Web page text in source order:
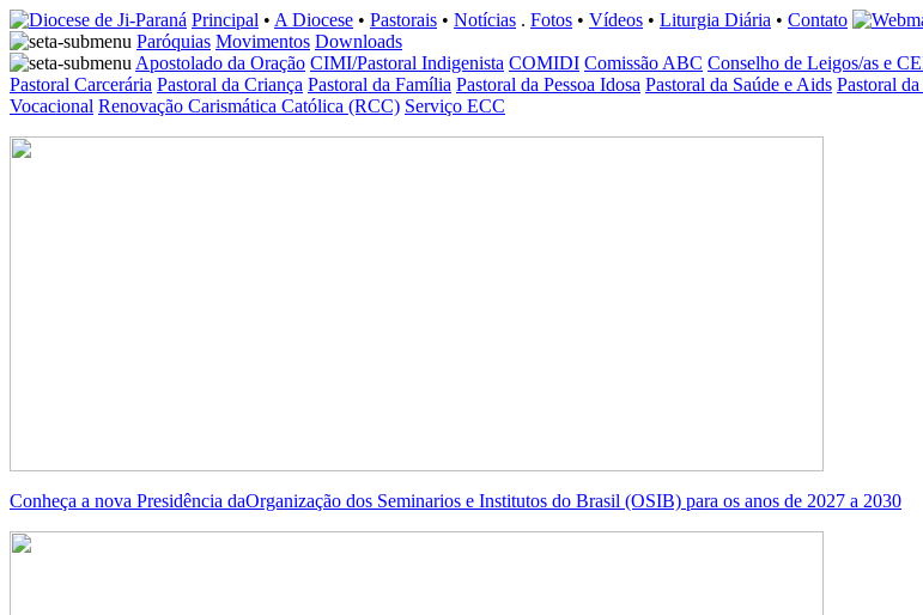
Principal • A Diocese • Pastorais • Notícias . Fotos • Vídeos • Liturgia Diária • Contato
Paróquias Movimentos Downloads
Apostolado da Oração CIMI/Pastoral Indigenista COMIDI Comissão ABC Conselho de Leigos/as e
Pastoral Carcerária Pastoral da Criança Pastoral da Família Pastoral da Pessoa Idosa Pastoral da Saúde e Aids Pastoral
Vocacional Renovação Carismática Católica (RCC) Serviço ECC
Conheça a nova Presidência daOrganização dos Seminarios e Institutos do Brasil (OSIB) para os anos de 2027 a 2030